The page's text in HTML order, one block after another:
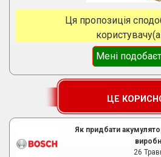
Ця пропозиція
Мені
ЦЕ
Як придбати
26